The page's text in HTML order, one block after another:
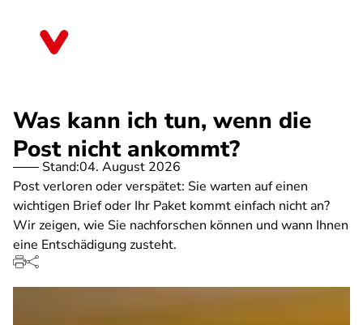
Was kann ich tun, wenn die
Post nicht ankommt?
Stand:04. August 2026
Post verloren oder verspätet: Sie warten auf einen
wichtigen Brief oder Ihr Paket kommt einfach nicht an?
Wir zeigen, wie Sie nachforschen können und wann Ihnen
eine Entschädigung zusteht.